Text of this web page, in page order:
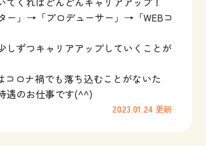
ター」→「プロデューサー」→「WEBコ
しずつキャリアアップしていくことが
コロナ禍でも落ち込むことがないた
遇のお仕事です(^^)
2023.01.24 更新